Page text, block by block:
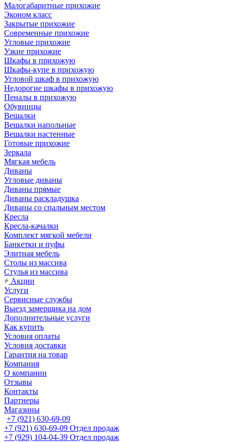
Малогабаритные прихожие
Эконом класс
Закрытые прихожие
Современные прихожие
Угловые прихожие
Узкие прихожие
Шкафы в прихожую
Шкафы-купе в прихожую
Угловой шкаф в прихожую
Недорогие шкафы в прихожую
Пеналы в прихожую
Обувницы
Вешалки
Вешалки напольные
Вешалки настенные
Готовые прихожие
Зеркала
Мягкая мебель
Диваны
Угловые диваны
Диваны прямые
Диваны раскладушка
Диваны со спальным местом
Кресла
Кресла-качалки
Комплект мягкой мебели
Банкетки и пуфы
Элитная мебель
Столы из массива
Стулья из массива
Акции
Услуги
Сервисные службы
Выезд замерщика на дом
Дополнительные услуги
Как купить
Условия оплаты
Условия доставки
Гарантия на товар
Компания
О компании
Отзывы
Контакты
Партнеры
Магазины
+7 (921) 630-69-09
+7 (921) 630-69-09 Отдел продаж
+7 (929) 104-04-39 Отдел продаж